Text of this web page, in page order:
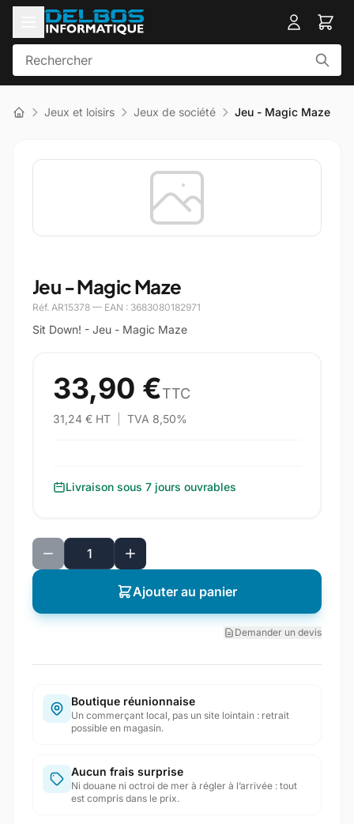
Jeux et loisirs Jeux de société Jeu - Magic Maze
Jeu - Magic Maze
Réf. AR15378 — EAN : 3683080182971
Sit Down! - Jeu - Magic Maze
33,90 €TTC
31,24 € HT TVA 8,50%
Livraison sous 7 jours ouvrables
Ajouter au panier
Demander un devis
Boutique réunionnaise
Un commerçant local, pas un site lointain : retrait
possible en magasin.
Aucun frais surprise
Ni douane ni octroi de mer à régler à l’arrivée : tout
est compris dans le prix.